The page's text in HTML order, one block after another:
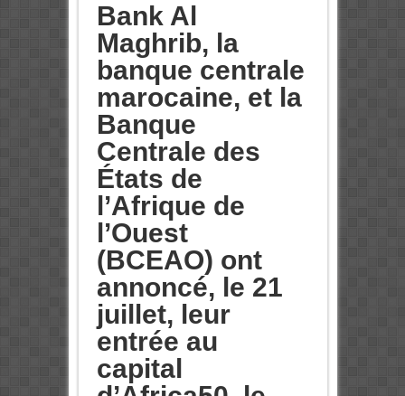
Bank Al
Maghrib, la
banque centrale
marocaine, et la
Banque
Centrale des
États de
l’Afrique de
l’Ouest
(BCEAO) ont
annoncé, le 21
juillet, leur
entrée au
capital